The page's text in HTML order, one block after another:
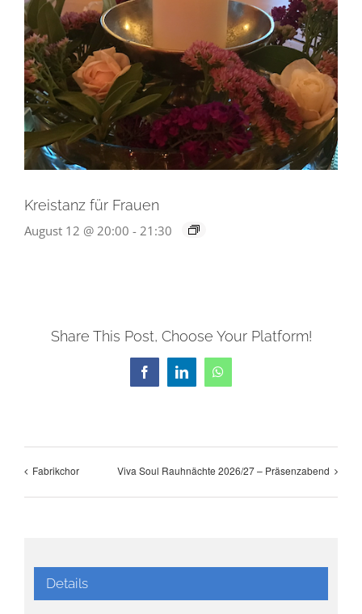
Kreistanz für Frauen
August 12 @ 20:00 - 21:30
Share This Post, Choose Your Platform!
FacebookLinkedInWhatsApp
Fabrikchor Viva Soul Rauhnächte 2026/27 – Präsenzabend
Details